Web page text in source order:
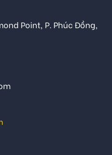
Point, P. Phúc Đồng,